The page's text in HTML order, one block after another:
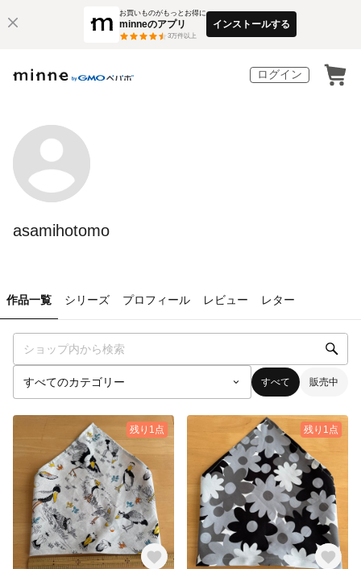
お買いものがもっとお得に
minneのアプリ
3万件以上
インストールする
ログイン
asamihotomo
作品一覧 シリーズ プロフィール レビュー レター
すべて 販売中
残り1点 残り1点